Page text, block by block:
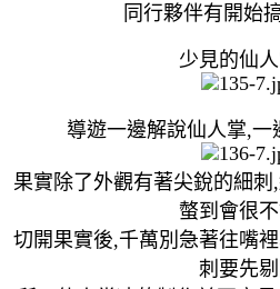
同行夥伴有開始
少見的仙
導遊一邊解說仙人掌,一
果實除了外觀有著尖銳的細
螫到會很
切開果實後,千萬別急著往嘴
刺要先